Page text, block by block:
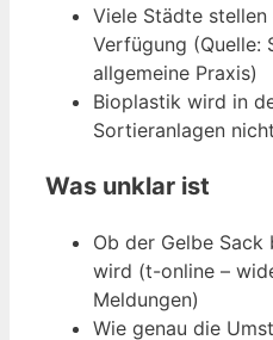
Viele Städte
Verfügung (Quelle:
allgemeine Praxis)
Bioplastik wird in
Sortieranlagen
Was unklar ist
Ob der Gelbe
wird (t-online –
Meldungen)
Wie genau die